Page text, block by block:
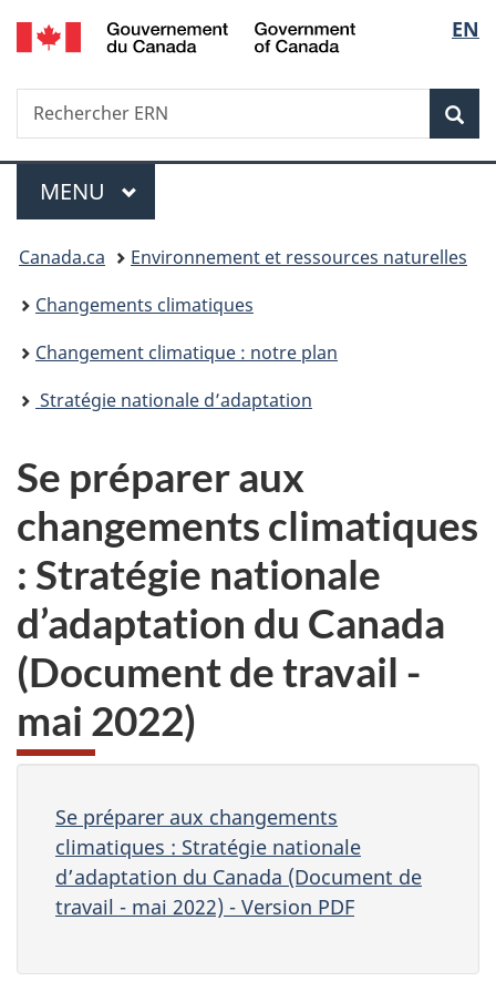
Passer
au
Passer
à
du
Passer
à
simplifiée
de
la
EN
Recherche
Rechercher
ERN
Menu
MENU PRINCIPAL
Vous
êtes
ici :
Canada.ca
Environnement et ressources naturelles
Changements climatiques
Changement climatique : notre plan
Stratégie nationale d’adaptation
Se préparer aux
changements climatiques
: Stratégie nationale
d’adaptation du Canada
(Document de travail -
mai 2022)
Se préparer aux changements
climatiques : Stratégie nationale
d’adaptation du Canada (Document de
travail - mai 2022) - Version PDF